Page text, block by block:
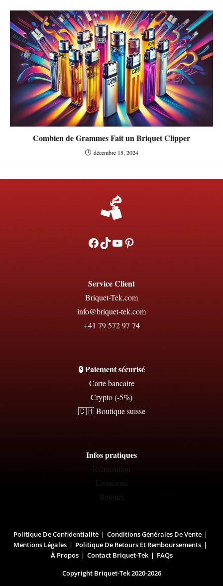
Combien de Grammes Fait un Briquet Clipper
décembre 15, 2024
Facebook
TikTokYouTubePinterest
Service Client
Briquet-Tek.com
info@briquet-tek.com
+41 79 572 97 74
🔒 Paiement sécurisé
Carte bancaire
Crypto (-5%)
🇨🇭 Boutique suisse
Infos pratiques
Rétractation
Livraisons
Retours
Politique De Confidentialité
Conditions Générales De Vente
Mentions Légales
Politique De Retours Et Remboursements
À Propos
Contact Briquet-Tek
FAQs
Copyright Briquet-Tek 2020-2026